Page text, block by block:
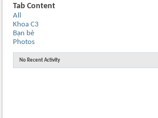
Tab Content
All
Khoa C3
Bạn bè
Photos
No Recent Activity